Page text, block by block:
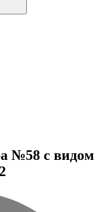
№58 с видом